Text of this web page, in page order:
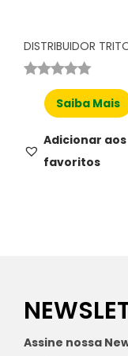
DISTRIBUIDOR
Saiba Mais
Adicionar aos
favoritos
Assine nossa